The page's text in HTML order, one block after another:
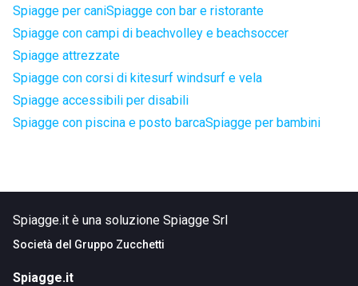
Spiagge per caniSpiagge con bar e ristorante
Spiagge con campi di beachvolley e beachsoccer
Spiagge attrezzate
Spiagge con corsi di kitesurf windsurf e vela
Spiagge accessibili per disabili
Spiagge con piscina e posto barcaSpiagge per bambini
Spiagge.it è una soluzione Spiagge Srl
Società del Gruppo Zucchetti
Spiagge.it